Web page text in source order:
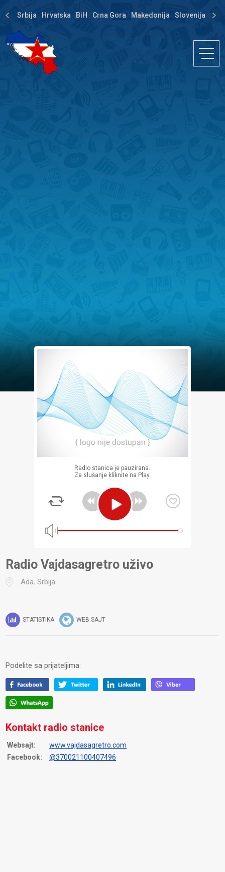
Srbija Hrvatska BiH Crna Gora Makedonija Slovenija
Radio stanica je pauzirana.
Za slušanje kliknite na Play.
Radio Vajdasagretro uživo
Ada,Srbija
STATISTIKA WEB SAJT
Podelite sa prijateljima:
Kontakt radio stanice
Websajt:
www.vajdasagretro.com
Facebook:
@370021100407496